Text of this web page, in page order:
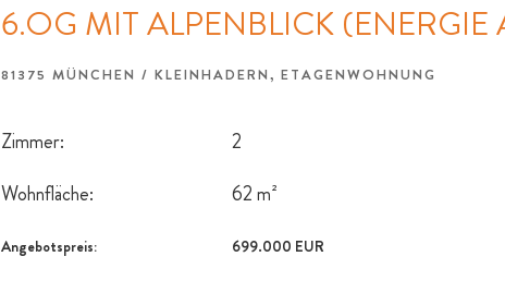
6.OG MIT ALPENBLICK (ENERGIE
81375 MÜNCHEN / KLEINHADERN, ETAGENWOHNUNG
Zimmer:
2
Wohnfläche:
62 m²
Angebotspreis: 699.000 EUR